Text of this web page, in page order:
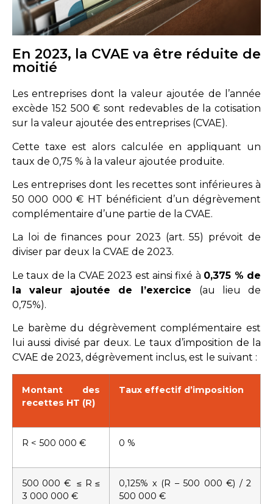
En 2023, la CVAE va être réduite de
moitié
Les entreprises dont la valeur ajoutée de l’année
excède 152 500 € sont redevables de la cotisation
sur la valeur ajoutée des entreprises (CVAE).
Cette taxe est alors calculée en appliquant un
taux de 0,75 % à la valeur ajoutée produite.
Les entreprises dont les recettes sont inférieures à
50 000 000 € HT bénéficient d’un dégrèvement
complémentaire d’une partie de la CVAE.
La loi de finances pour 2023 (art. 55) prévoit de
diviser par deux la CVAE de 2023.
Le taux de la CVAE 2023 est ainsi fixé à 0,375 % de
la valeur ajoutée de l’exercice (au lieu de
0,75%).
Le barème du dégrèvement complémentaire est
lui aussi divisé par deux. Le taux d’imposition de la
CVAE de 2023, dégrèvement inclus, est le suivant :
Montant des
recettes HT (R)
Taux effectif d’imposition
R < 500 000 € 0 %
500 000 € ≤ R ≤
3 000 000 €
0,125% x (R – 500 000 €) / 2
500 000 €